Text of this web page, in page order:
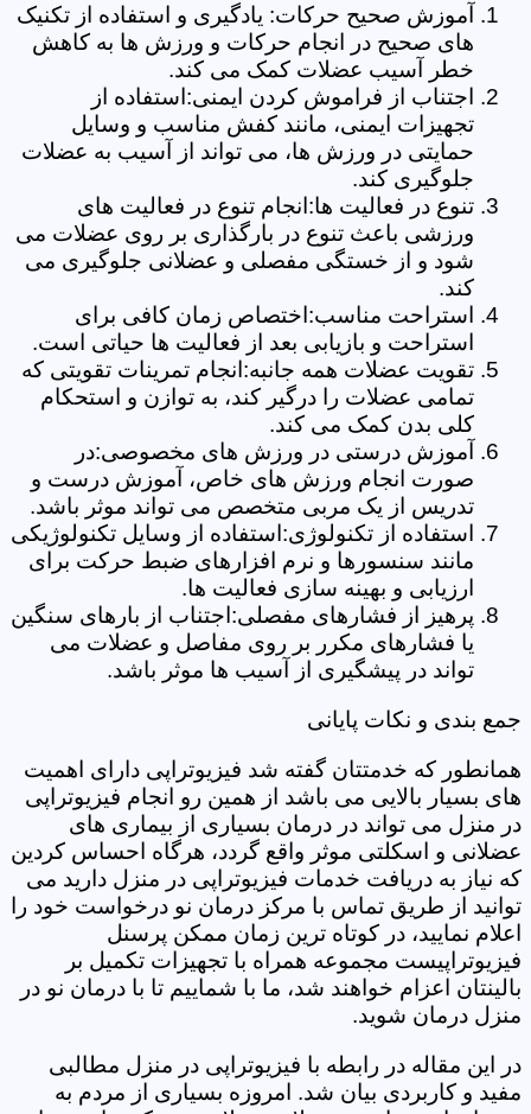
آموزش صحیح حرکات: یادگیری و استفاده از تکنیک
های صحیح در انجام حرکات و ورزش ها به کاهش
خطر آسیب عضلات کمک می کند.
اجتناب از فراموش کردن ایمنی:استفاده از
تجهیزات ایمنی، مانند کفش مناسب و وسایل
حمایتی در ورزش ها، می تواند از آسیب به عضلات
جلوگیری کند.
تنوع در فعالیت ها:انجام تنوع در فعالیت های
ورزشی باعث تنوع در بارگذاری بر روی عضلات می
شود و از خستگی مفصلی و عضلانی جلوگیری می
کند.
استراحت مناسب:اختصاص زمان کافی برای
استراحت و بازیابی بعد از فعالیت ها حیاتی است.
تقویت عضلات همه جانبه:انجام تمرینات تقویتی که
تمامی عضلات را درگیر کند، به توازن و استحکام
کلی بدن کمک می کند.
آموزش درستی در ورزش های مخصوصی:در
صورت انجام ورزش های خاص، آموزش درست و
تدریس از یک مربی متخصص می تواند موثر باشد.
استفاده از تکنولوژی:استفاده از وسایل تکنولوژیکی
مانند سنسورها و نرم افزارهای ضبط حرکت برای
ارزیابی و بهینه سازی فعالیت ها.
پرهیز از فشارهای مفصلی:اجتناب از بارهای سنگین
یا فشارهای مکرر بر روی مفاصل و عضلات می
تواند در پیشگیری از آسیب ها موثر باشد.
جمع بندی و نکات پایانی
همانطور که خدمتتان گفته شد فیزیوتراپی دارای اهمیت
های بسیار بالایی می باشد از همین رو انجام فیزیوتراپی
در منزل می تواند در درمان بسیاری از بیماری های
عضلانی و اسکلتی موثر واقع گردد، هرگاه احساس کردین
که نیاز به دریافت خدمات فیزیوتراپی در منزل دارید می
توانید از طریق تماس با مرکز درمان نو درخواست خود را
اعلام نمایید، در کوتاه ترین زمان ممکن پرسنل
فیزیوتراپیست مجموعه همراه با تجهیزات تکمیل بر
بالینتان اعزام خواهند شد، ما با شماییم تا با درمان نو در
منزل درمان شوید.
در این مقاله در رابطه با فیزیوتراپی در منزل مطالبی
مفید و کاربردی بیان شد. امروزه بسیاری از مردم به